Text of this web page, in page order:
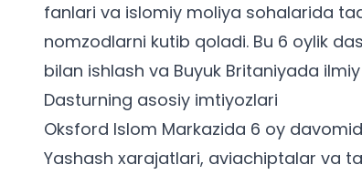
fanlari va islomiy moliya sohalarida
nomzodlarni kutib qoladi. Bu 6 oylik
bilan ishlash va Buyuk Britaniyada
Dasturning asosiy imtiyozlari
Oksford Islom Markazida 6 oy
Yashash xarajatlari, aviachiptalar va